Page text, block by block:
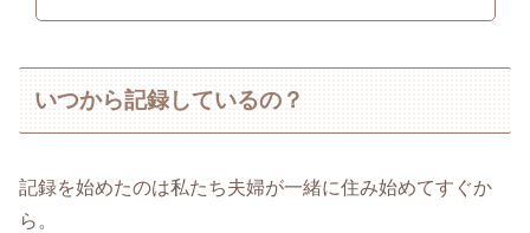
いつから記録しているの？
記録を始めたのは私たち夫婦が一緒に住み始めてすぐか
ら。